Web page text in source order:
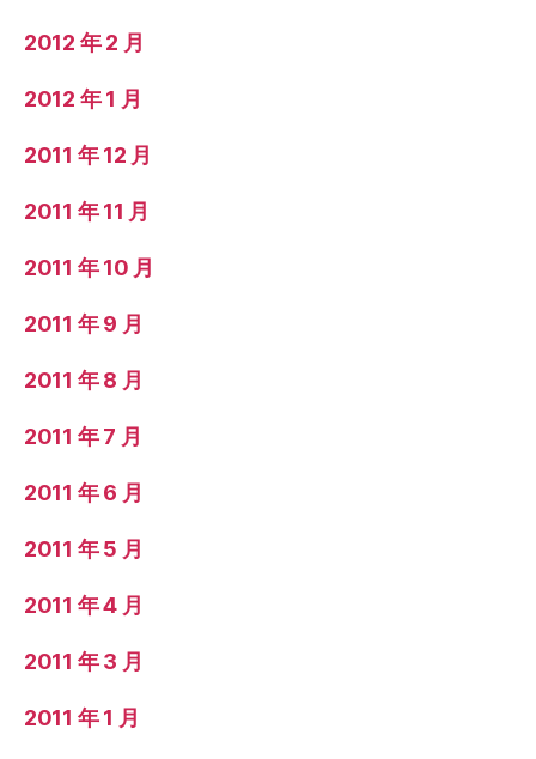
2012 年 2 月
2012 年 1 月
2011 年 12 月
2011 年 11 月
2011 年 10 月
2011 年 9 月
2011 年 8 月
2011 年 7 月
2011 年 6 月
2011 年 5 月
2011 年 4 月
2011 年 3 月
2011 年 1 月